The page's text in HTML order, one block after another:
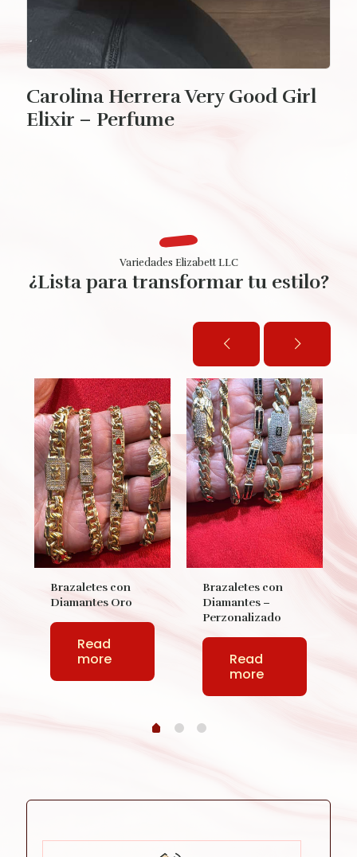
Carolina Herrera Very Good Girl
Elixir – Perfume
¿Lista para transformar tu estilo?
Variedades Elizabett LLC
Brazaletes con
Diamantes Oro
Read
more
Brazaletes con
Diamantes –
Perzonalizado
Read
more